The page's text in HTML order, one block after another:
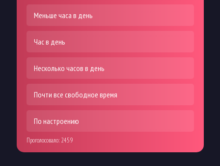
Меньше часа в день
Час в день
Несколько часов в день
Почти все свободное время
По настроению
Проголосовало: 2459